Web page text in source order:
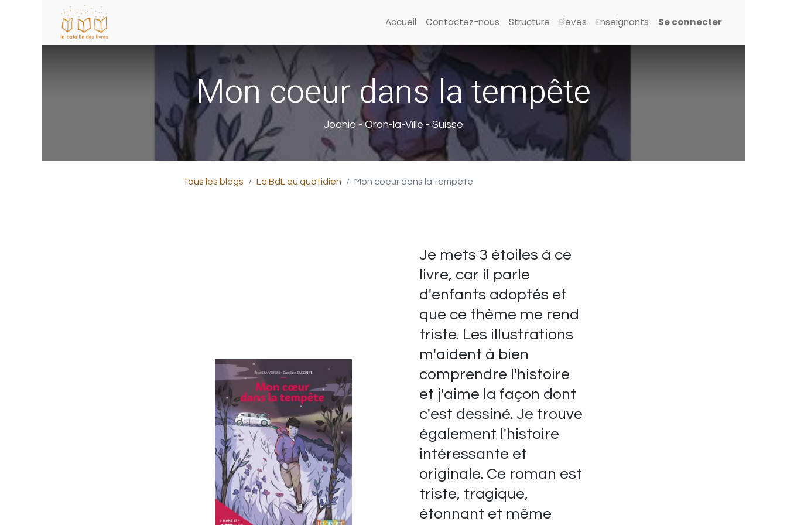
Accueil Contactez-nous Structure Eleves Enseignants Se connecter
Mon coeur dans la tempête
Joanie - Oron-la-Ville - Suisse
Tous les blogs La BdL au quotidien Mon coeur dans la tempête
Je mets 3 étoiles à ce
livre, car il parle
d'enfants adoptés et
que ce thème me rend
triste. Les illustrations
m'aident à bien
comprendre l'histoire
et j'aime la façon dont
c'est dessiné. Je trouve
également l'histoire
intéressante et
originale. Ce roman est
triste, tragique,
étonnant et même